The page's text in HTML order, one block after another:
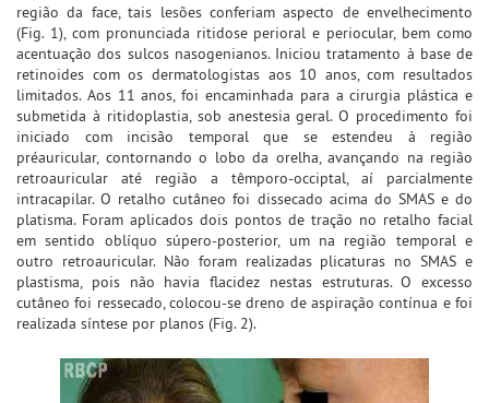
região da face, tais lesões conferiam aspecto de envelhecimento
(Fig. 1), com pronunciada ritidose perioral e periocular, bem como
acentuação dos sulcos nasogenianos. Iniciou tratamento à base de
retinoides com os dermatologistas aos 10 anos, com resultados
limitados. Aos 11 anos, foi encaminhada para a cirurgia plástica e
submetida à ritidoplastia, sob anestesia geral. O procedimento foi
iniciado com incisão temporal que se estendeu à região
préauricular, contornando o lobo da orelha, avançando na região
retroauricular até região a têmporo-occiptal, aí parcialmente
intracapilar. O retalho cutâneo foi dissecado acima do SMAS e do
platisma. Foram aplicados dois pontos de tração no retalho facial
em sentido oblíquo súpero-posterior, um na região temporal e
outro retroauricular. Não foram realizadas plicaturas no SMAS e
plastisma, pois não havia flacidez nestas estruturas. O excesso
cutâneo foi ressecado, colocou-se dreno de aspiração contínua e foi
realizada síntese por planos (Fig. 2).